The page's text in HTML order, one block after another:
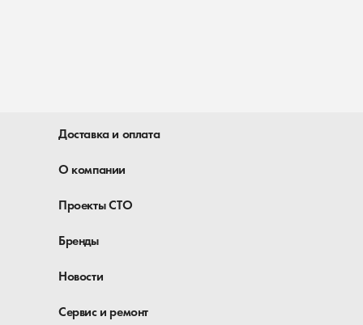
Доставка и оплата
О компании
Проекты СТО
Бренды
Новости
Сервис и ремонт